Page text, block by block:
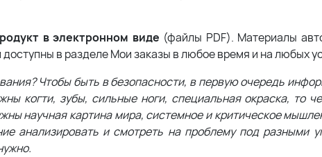
в электронном виде (файлы PDF). Материалы
в разделе Мои заказы в любое время и на любых
Чтобы быть в безопасности, в первую очередь
когти, зубы, сильные ноги, специальная окраска, то
научная картина мира, системное и критическое
анализировать и смотреть на проблему под разными